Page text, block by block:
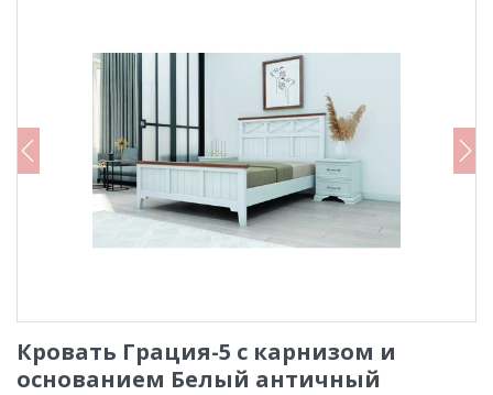
Кровать Грация-5 с карнизом и
основанием Белый античный